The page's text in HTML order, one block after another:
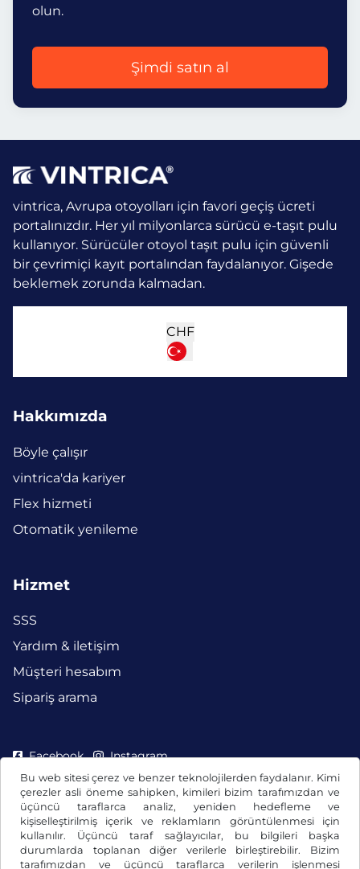
Bu web sitesi çerez ve benzer teknolojilerden faydalanır. Kimi
çerezler asli öneme sahipken, kimileri bizim tarafımızdan ve
üçüncü taraflarca analiz, yeniden hedefleme ve
kişiselleştirilmiş içerik ve reklamların görüntülenmesi için
kullanılır. Üçüncü taraf sağlayıcılar, bu bilgileri başka
durumlarda toplanan diğer verilerle birleştirebilir. Bizim
tarafımızdan ve üçüncü taraflarca verilerin işlenmesi
olun.
Şimdi satın al
vintrica, Avrupa otoyolları için favori geçiş ücreti
portalınızdır. Her yıl milyonlarca sürücü e-taşıt pulu
kullanıyor. Sürücüler otoyol taşıt pulu için güvenli
bir çevrimiçi kayıt portalından faydalanıyor. Gişede
beklemek zorunda kalmadan.
CHF
Hakkımızda
Böyle çalışır
vintrica'da kariyer
Flex hizmeti
Otomatik yenileme
Hizmet
SSS
Yardım & iletişim
Müşteri hesabım
Sipariş arama
Facebook Instagram